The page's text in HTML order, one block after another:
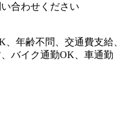
合わせください
年齢不問、交通費支給、
バイク通勤OK、車通勤